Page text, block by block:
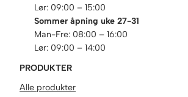
Lør: 09:00 – 15:00
Sommer åpning uke 27-31
Man-Fre: 08:00 – 16:00
Lør: 09:00 – 14:00
PRODUKTER
Alle produkter